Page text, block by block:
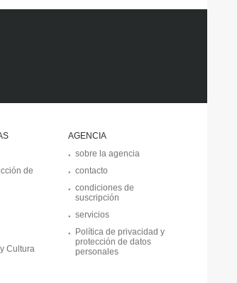
de
Cultura
AGENCIA
sobre la agencia
contacto
condiciones de
suscripción
servicios
Política de privacidad y
protección de datos
personales